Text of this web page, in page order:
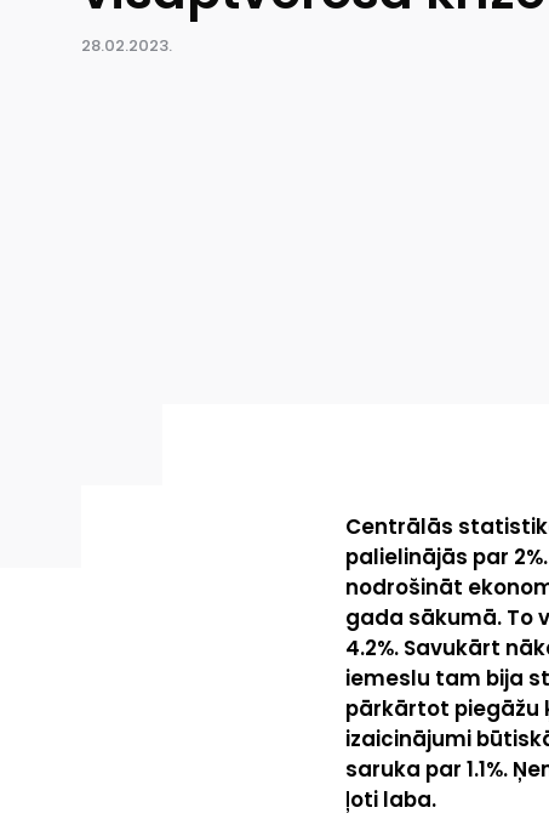
28.02.2023.
Centrālās
palielinājās par
nodrošināt
gada sākumā. To
4.2%. Savukārt
iemeslu tam bija
pārkārtot piegāžu
izaicinājumi
saruka par 1.1%.
ļoti laba.